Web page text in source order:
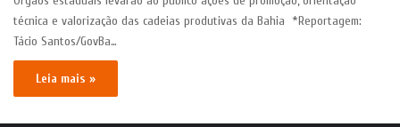
técnica e valorização das cadeias produtivas da Bahia *Reportagem:
Tácio Santos/GovBa…
Leia mais »